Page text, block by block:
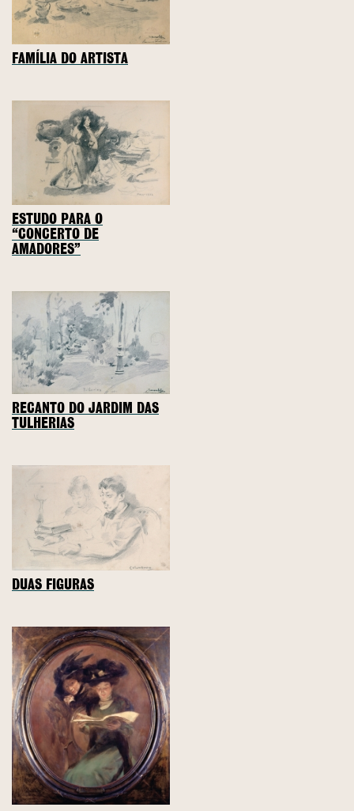
FAMÍLIA DO ARTISTA
ESTUDO PARA O
“CONCERTO DE
AMADORES”
RECANTO DO JARDIM DAS
TULHERIAS
DUAS FIGURAS